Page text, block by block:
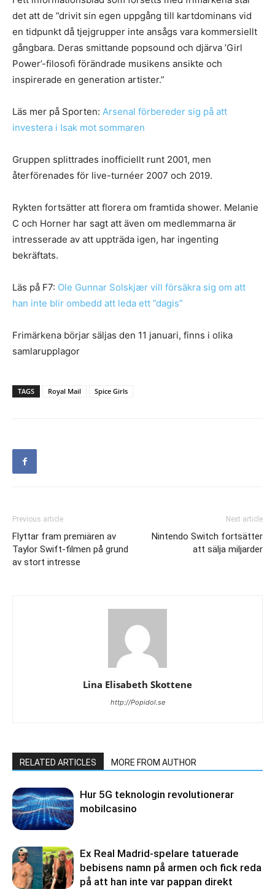
det att de ”drivit sin egen uppgång till kartdominans vid
en tidpunkt då tjejgrupper inte ansågs vara kommersiellt
gångbara. Deras smittande popsound och djärva ’Girl
Power’-filosofi förändrade musikens ansikte och
inspirerade en generation artister.”
Läs mer på Sporten: Arsenal förbereder sig på att
investera i Isak mot sommaren
Gruppen splittrades inofficiellt runt 2001, men
återförenades för live-turnéer 2007 och 2019.
Rykten fortsätter att florera om framtida shower. Melanie
C och Horner har sagt att även om medlemmarna är
intresserade av att uppträda igen, har ingenting
bekräftats.
Läs på F7: Ole Gunnar Solskjær vill försäkra sig om att
han inte blir ombedd att leda ett ”dagis”
Frimärkena börjar säljas den 11 januari, finns i olika
samlarupplagor
TAGS Royal Mail Spice Girls
Previous article
Flyttar fram premiären av
Taylor Swift-filmen på grund
av stort intresse
Next article
Nintendo Switch fortsätter
att sälja miljarder
Lina Elisabeth Skottene
http://Popidol.se
RELATED ARTICLES MORE FROM AUTHOR
Hur 5G teknologin revolutionerar
mobilcasino
Ex Real Madrid-spelare tatuerade
bebisens namn på armen och fick reda
på att han inte var pappan direkt